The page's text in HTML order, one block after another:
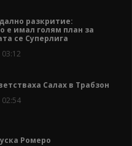
разкритие:
е имал голям план за
се Суперлига
Салах в Трабзон
02:54
Ромеро